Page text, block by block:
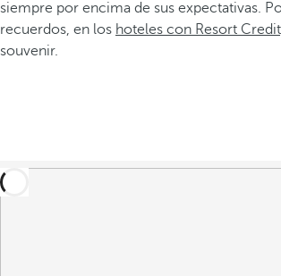
siempre por encima de sus expectativas.
recuerdos, en los hoteles con Resort
souvenir.